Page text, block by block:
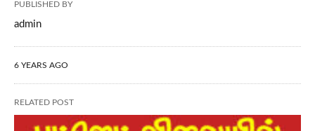
PUBLISHED BY
admin
6 YEARS AGO
RELATED POST